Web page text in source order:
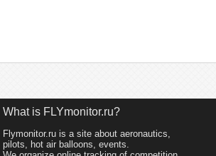
What is FLYmonitor.ru?
Flymonitor.ru is a site about aeronautics,
pilots, hot air balloons, events.